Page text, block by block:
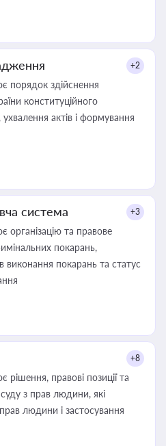
+2
порядок здійснення
конституційного
актів і формування
система +3
організацію та правове
покарань,
виконання покарань та статус
+8
рішення, правові позиції та
з прав людини, які
людини і застосування